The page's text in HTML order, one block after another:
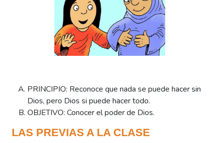
PRINCIPIO: Reconoce que nada se puede hacer sin
Dios, pero Dios si puede hacer todo.
OBJETIVO: Conocer el poder de Dios.
LAS PREVIAS A LA CLASE